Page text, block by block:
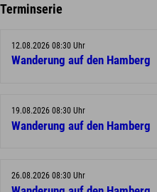
Terminserie
12.08.2026 08:30 Uhr
Wanderung auf den Hamberg
19.08.2026 08:30 Uhr
Wanderung auf den Hamberg
26.08.2026 08:30 Uhr